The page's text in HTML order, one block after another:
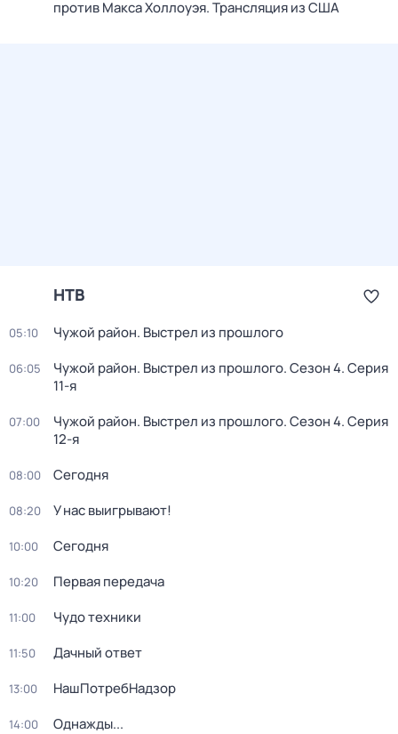
против Макса Холлоуэя. Трансляция из США
НТВ
05:10 Чужой район. Выстрел из прошлого
06:05 Чужой район. Выстрел из прошлого. Сезон 4. Серия
11-я
07:00 Чужой район. Выстрел из прошлого. Сезон 4. Серия
12-я
08:00 Сегодня
08:20 У нас выигрывают!
10:00 Сегодня
10:20 Первая передача
11:00 Чудо техники
11:50 Дачный ответ
13:00 НашПотребНадзор
14:00 Однажды...